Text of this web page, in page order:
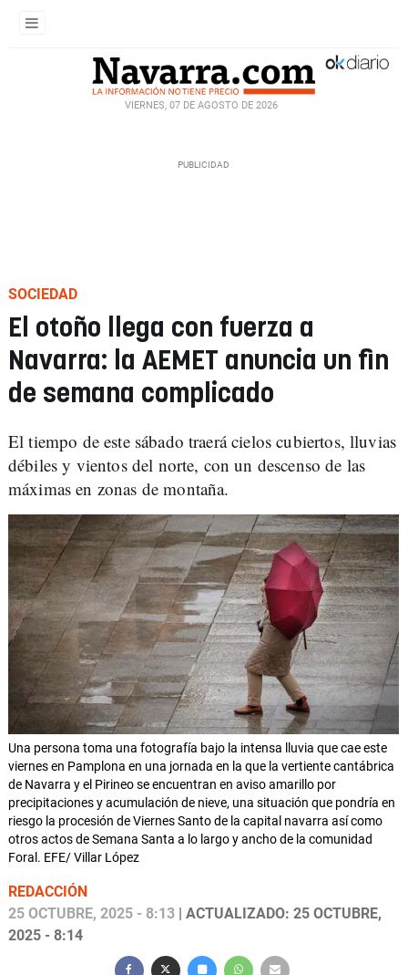
VIERNES, 07 DE AGOSTO DE 2026
SOCIEDAD
El otoño llega con fuerza a
Navarra: la AEMET anuncia un fin
de semana complicado
El tiempo de este sábado traerá cielos cubiertos, lluvias
débiles y vientos del norte, con un descenso de las
máximas en zonas de montaña.
Una persona toma una fotografía bajo la intensa lluvia que cae este
viernes en Pamplona en una jornada en la que la vertiente cantábrica
de Navarra y el Pirineo se encuentran en aviso amarillo por
precipitaciones y acumulación de nieve, una situación que pondría en
riesgo la procesión de Viernes Santo de la capital navarra así como
otros actos de Semana Santa a lo largo y ancho de la comunidad
Foral. EFE/ Villar López
REDACCIÓN
25 OCTUBRE, 2025 - 8:13 | ACTUALIZADO: 25 OCTUBRE,
2025 - 8:14